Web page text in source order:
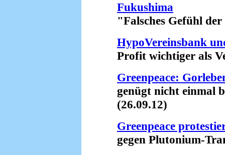
Fukushima
"Falsches Gefühl der
HypoVereinsbank
Profit wichtiger als
Greenpeace:
genügt nicht einmal
(26.09.12)
Greenpeace
gegen Plutonium-